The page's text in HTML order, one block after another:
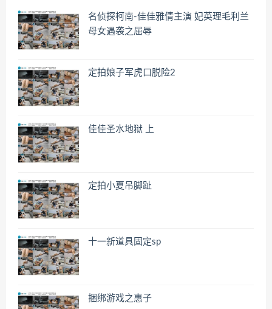
名侦探柯南-佳佳雅倩主演 妃英理毛利兰
母女遇袭之屈辱
定拍娘子军虎口脱险2
佳佳圣水地狱 上
定拍小夏吊脚趾
十一新道具固定sp
捆绑游戏之惠子